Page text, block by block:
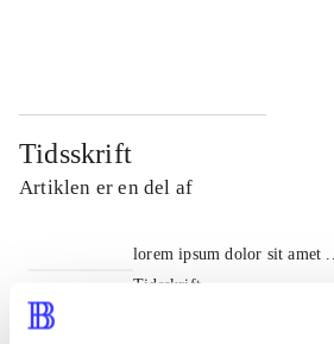
Tidsskrift
Artiklen er en del af
lorem ipsum dolor sit amet ...
Tidsskrift
Artiklerne i